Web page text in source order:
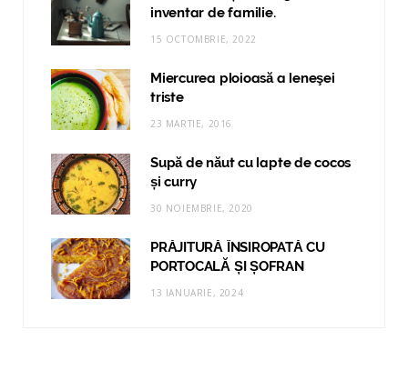
inventar de familie.
15 OCTOMBRIE, 2022
Miercurea ploioasă a leneşei
triste
23 MARTIE, 2016
Supă de năut cu lapte de cocos
și curry
30 NOIEMBRIE, 2020
PRĂJITURĂ ÎNSIROPATĂ CU
PORTOCALĂ ȘI ȘOFRAN
13 IANUARIE, 2024